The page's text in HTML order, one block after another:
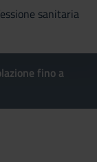
sanitaria
fino a